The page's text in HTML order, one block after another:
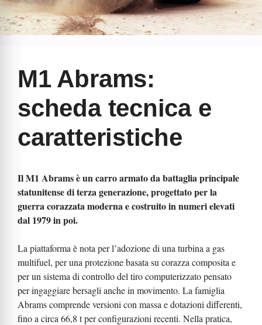
M1 Abrams:
scheda tecnica e
caratteristiche
Il M1 Abrams è un carro armato da battaglia principale
statunitense di terza generazione, progettato per la
guerra corazzata moderna e costruito in numeri elevati
dal 1979 in poi.
La piattaforma è nota per l’adozione di una turbina a gas
multifuel, per una protezione basata su corazza composita e
per un sistema di controllo del tiro computerizzato pensato
per ingaggiare bersagli anche in movimento. La famiglia
Abrams comprende versioni con massa e dotazioni differenti,
fino a circa 66,8 t per configurazioni recenti. Nella pratica,